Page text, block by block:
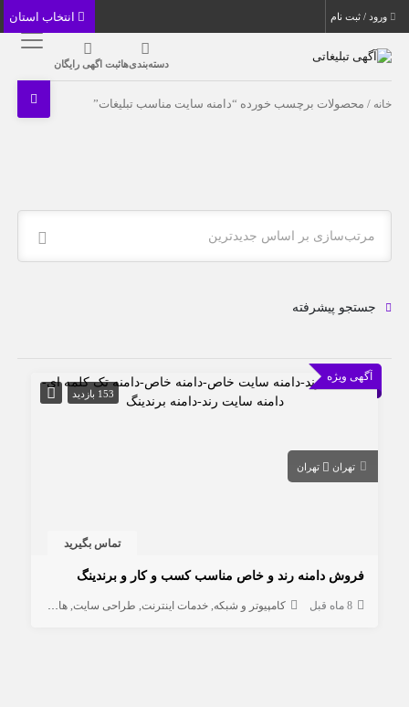
ورود / ثبت نام
دسته‌بندی‌هاثبت اگهی رایگان
خانه / محصولات برچسب خورده “دامنه سایت مناسب تبلیغات”
مرتب‌سازی بر اساس جدیدترین
جستجو پیشرفته
آگهی ویژه
153 بازدید
تهران تهران
تماس بگیرید
فروش دامنه رند و خاص مناسب کسب و کار و برندینگ
8 ماه قبل کامپیوتر و شبکه خدمات اینترنت طراحی سایت هاستینگ و دامنه